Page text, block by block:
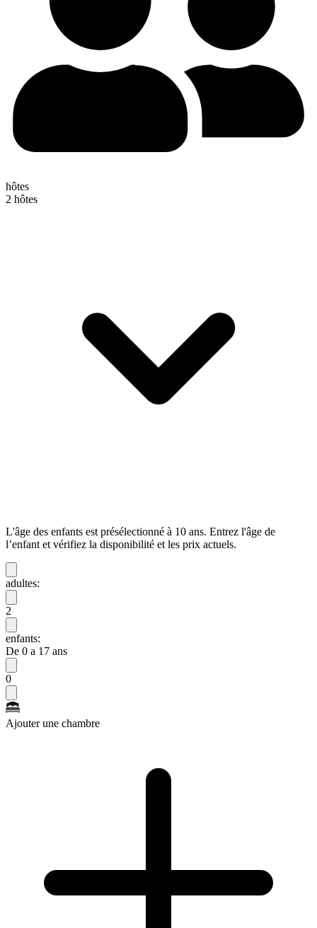
hôtes
2 hôtes
L'âge des enfants est présélectionné à 10 ans. Entrez l'âge de
l’enfant et vérifiez la disponibilité et les prix actuels.
adultes:
2
enfants:
De 0 a 17 ans
0
Ajouter une chambre